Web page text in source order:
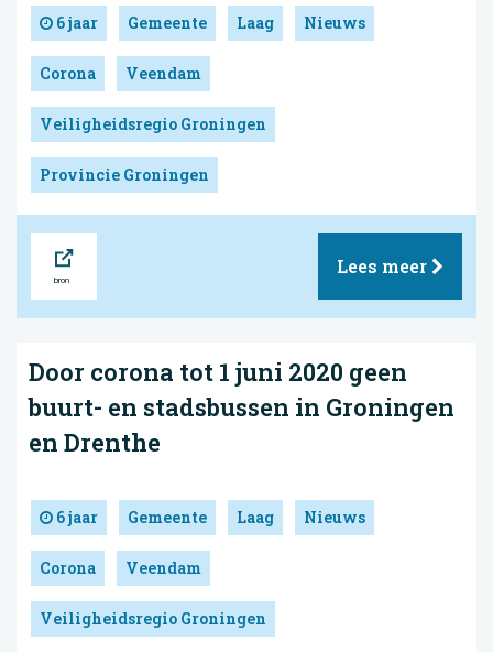
6 jaar Gemeente Laag Nieuws
Corona Veendam
Veiligheidsregio Groningen
Provincie Groningen
Lees meer
Door corona tot 1 juni 2020 geen
buurt- en stadsbussen in Groningen
en Drenthe
6 jaar Gemeente Laag Nieuws
Corona Veendam
Veiligheidsregio Groningen